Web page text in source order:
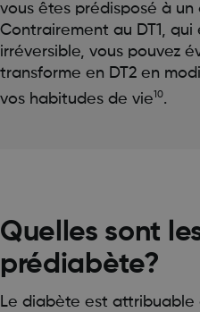
vous êtes prédisposé à
Contrairement au DT1,
irréversible, vous pouvez
transforme en DT2 en
vos habitudes de vie10.
Quelles sont
prédiabète?
Le diabète est attribuable